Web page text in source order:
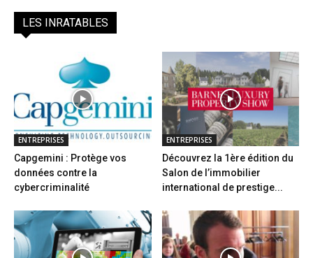
LES INRATABLES
ENTREPRISES
Capgemini : Protège vos
données contre la
cybercriminalité
ENTREPRISES
Découvrez la 1ère édition du
Salon de l’immobilier
international de prestige...